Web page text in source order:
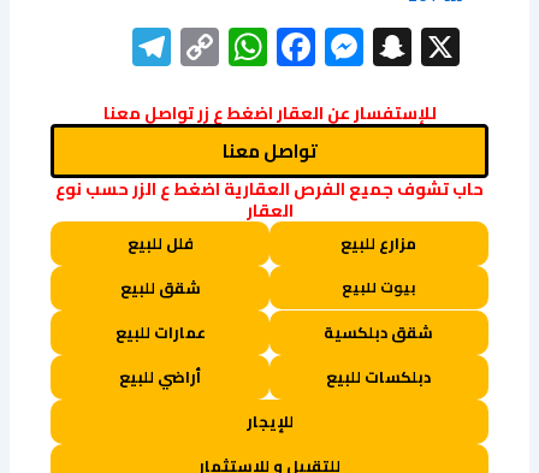
X
Snapchat
Messenger
Facebook
WhatsApp
Copy
Link
للإستفسار عن العقار اضغط ع زر تواصل معنا
تواصل معنا
حاب تشوف جميع الفرص العقارية اضغط ع الزر حسب نوع
العقار
مزارع للبيع فلل للبيع
بيوت للبيع
شقق للبيع
شقق دبلكسية
عمارات للبيع
دبلكسات للبيع
أراضي للبيع
للإيجار
للتقبيل و للاستثمار